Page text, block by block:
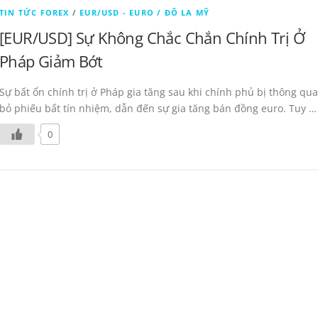
TIN TỨC FOREX / EUR/USD - EURO / ĐÔ LA MỸ
[EUR/USD] Sự Không Chắc Chắn Chính Trị Ở
Pháp Giảm Bớt
Sự bất ổn chính trị ở Pháp gia tăng sau khi chính phủ bị thông qua
bỏ phiếu bất tín nhiệm, dẫn đến sự gia tăng bán đồng euro. Tuy …
0